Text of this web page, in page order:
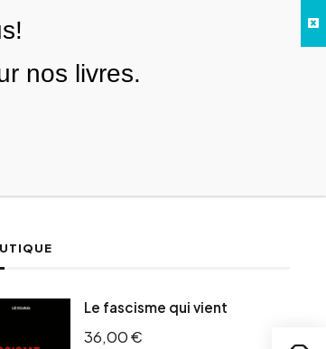
Le fascisme qui vient
36,00€
nos livres.